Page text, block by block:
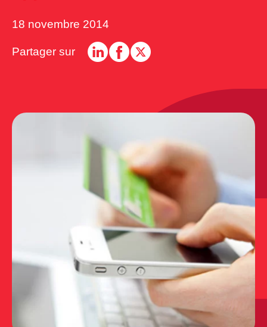
18 novembre 2014
Partager sur